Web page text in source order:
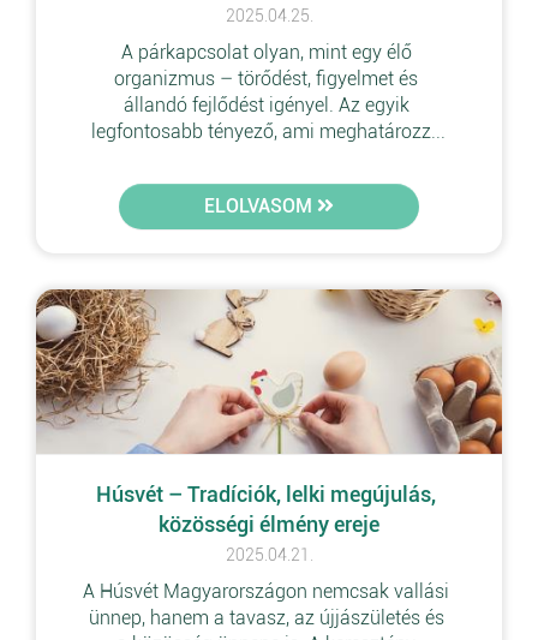
2025.04.25.
A párkapcsolat olyan, mint egy élő
organizmus – törődést, figyelmet és
állandó fejlődést igényel. Az egyik
legfontosabb tényező, ami meghatározz...
ELOLVASOM
Húsvét – Tradíciók, lelki megújulás,
közösségi élmény ereje
2025.04.21.
A Húsvét Magyarországon nemcsak vallási
ünnep, hanem a tavasz, az újjászületés és